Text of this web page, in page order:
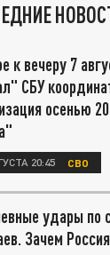
к вечеру 7
СБУ
осенью
20:45 СВО
удары по
Зачем